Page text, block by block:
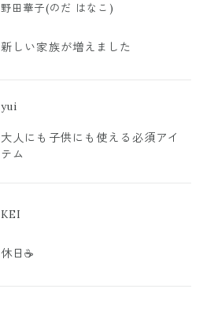
野田華子(のだ はなこ)
新しい家族が増えました
yui
大人にも子供にも使える必須アイ
テム
KEI
休日☕️